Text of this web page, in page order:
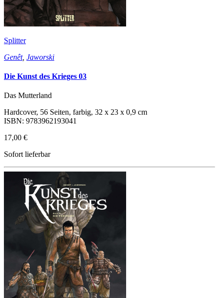
Splitter
Genêt, Jaworski
Die Kunst des Krieges 03
Das Mutterland
Hardcover, 56 Seiten, farbig, 32 x 23 x 0,9 cm
ISBN: 9783962193041
17,00 €
Sofort lieferbar